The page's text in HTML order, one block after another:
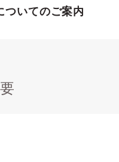
ついてのご案内